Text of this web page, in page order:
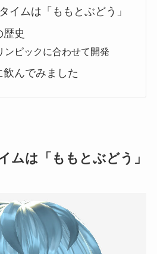
イムは「ももとぶどう」
歴史
ンピックに合わせて開発
んでみました
ムは「ももとぶどう」